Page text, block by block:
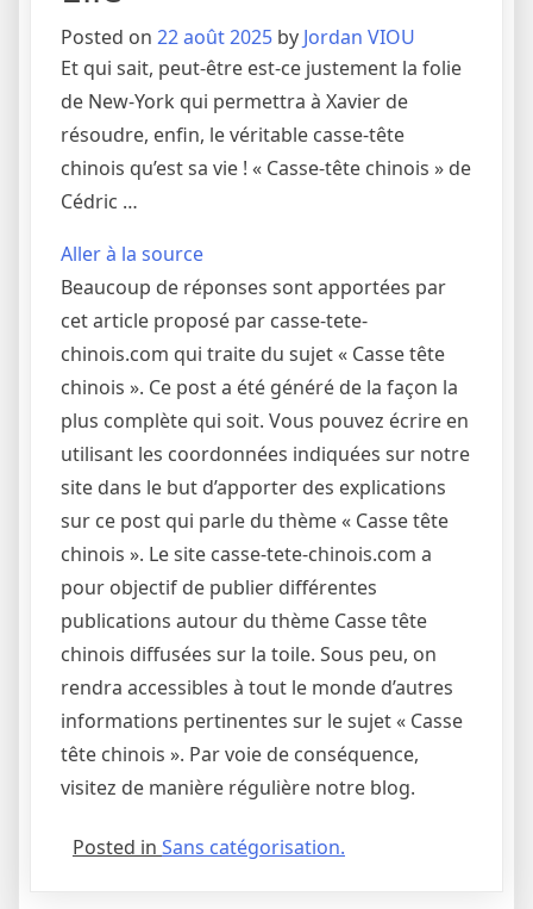
Posted on 22 août 2025 by Jordan VIOU
Et qui sait, peut-être est-ce justement la folie
de New-York qui permettra à Xavier de
résoudre, enfin, le véritable casse-tête
chinois qu’est sa vie ! « Casse-tête chinois » de
Cédric …
Aller à la source
Beaucoup de réponses sont apportées par
cet article proposé par casse-tete-
chinois.com qui traite du sujet « Casse tête
chinois ». Ce post a été généré de la façon la
plus complète qui soit. Vous pouvez écrire en
utilisant les coordonnées indiquées sur notre
site dans le but d’apporter des explications
sur ce post qui parle du thème « Casse tête
chinois ». Le site casse-tete-chinois.com a
pour objectif de publier différentes
publications autour du thème Casse tête
chinois diffusées sur la toile. Sous peu, on
rendra accessibles à tout le monde d’autres
informations pertinentes sur le sujet « Casse
tête chinois ». Par voie de conséquence,
visitez de manière régulière notre blog.
Posted in Sans catégorisation.